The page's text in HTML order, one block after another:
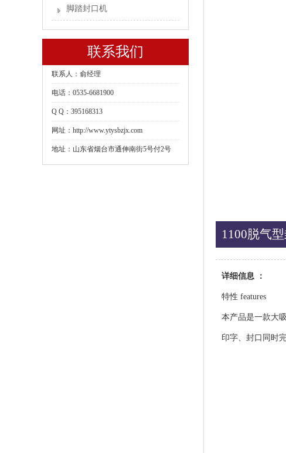
脚踏封口机
联系我们
联系人：俞经理
电话：0535-6681900
Q Q：395168313
网址：http://www.ytysbzjx.com
地址：山东省烟台市通伸南街5号付2号
1100脱气
详细信息 ：
特性 features
本产品是一款大
印字、封口同时完